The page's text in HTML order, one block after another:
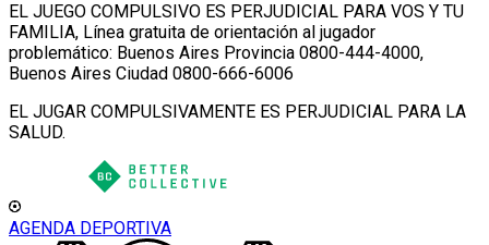
EL JUEGO COMPULSIVO ES PERJUDICIAL PARA VOS Y TU
FAMILIA, Línea gratuita de orientación al jugador
problemático: Buenos Aires Provincia 0800-444-4000,
Buenos Aires Ciudad 0800-666-6006
EL JUGAR COMPULSIVAMENTE ES PERJUDICIAL PARA LA
SALUD.
AGENDA DEPORTIVA